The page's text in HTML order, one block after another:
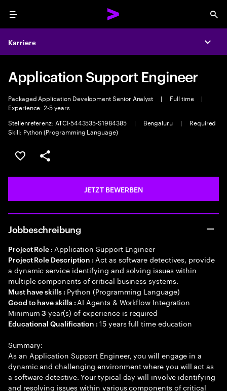
Menu
Karriere
Application Support Engineer
Packaged Application Development Senior Analyst | Full time
|
Experience: 2-5 years
Stellenreferenz: ATCI-5443535-S1984385
| Bengaluru |
Required
Skill: Python (Programming Language)
JOB SPEICHERN
Teilen
JETZT BEWERBEN
Jobbeschreibung
Project Role : Application Support Engineer
Project Role Description : Act as software detectives, provide
a dynamic service identifying and solving issues within
multiple components of critical business systems.
Must have skills : Python (Programming Language)
Good to have skills : AI Agents & Workflow Integration
Minimum3 year(s) of experience is required
Educational Qualification :15 years full time education
Summary:
As an Application Support Engineer, you will engage in a
dynamic and challenging environment where you will act as
a software detective. Your typical day will involve identifying
and resolving issues within various components of critical